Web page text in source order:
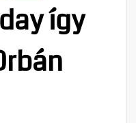
így